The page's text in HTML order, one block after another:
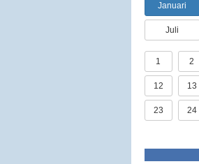
Januari
Juli
1 2
12 13
23 24